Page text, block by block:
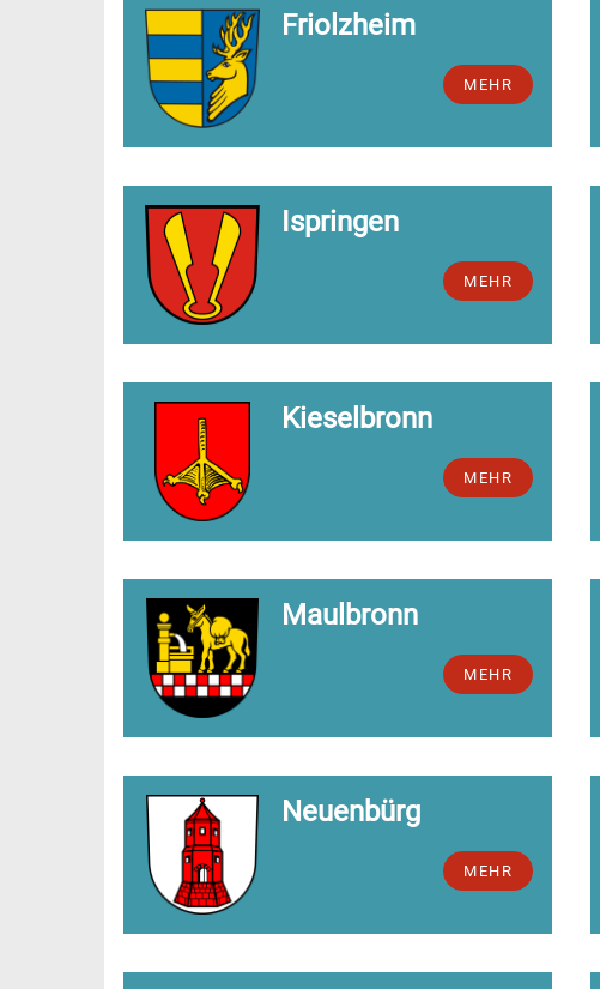
Friolzheim
MEHR
Ispringen
MEHR
Kieselbronn
MEHR
Maulbronn
MEHR
Neuenbürg
MEHR